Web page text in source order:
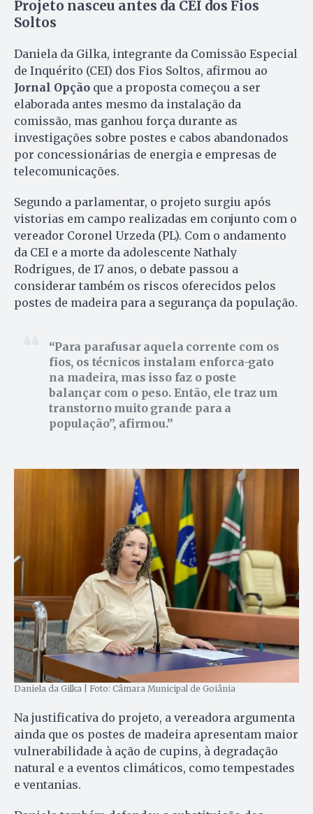
Projeto nasceu antes da CEI dos Fios
Soltos
Daniela da Gilka, integrante da Comissão Especial
de Inquérito (CEI) dos Fios Soltos, afirmou ao
Jornal Opção que a proposta começou a ser
elaborada antes mesmo da instalação da
comissão, mas ganhou força durante as
investigações sobre postes e cabos abandonados
por concessionárias de energia e empresas de
telecomunicações.
Segundo a parlamentar, o projeto surgiu após
vistorias em campo realizadas em conjunto com o
vereador Coronel Urzeda (PL). Com o andamento
da CEI e a morte da adolescente Nathaly
Rodrigues, de 17 anos, o debate passou a
considerar também os riscos oferecidos pelos
postes de madeira para a segurança da população.
Para parafusar aquela corrente com os
fios, os técnicos instalam enforca-gato
na madeira, mas isso faz o poste
balançar com o peso. Então, ele traz um
transtorno muito grande para a
população”, afirmou.
Daniela da Gilka | Foto: Câmara Municipal de Goiânia
Na justificativa do projeto, a vereadora argumenta
ainda que os postes de madeira apresentam maior
vulnerabilidade à ação de cupins, à degradação
natural e a eventos climáticos, como tempestades
e ventanias.